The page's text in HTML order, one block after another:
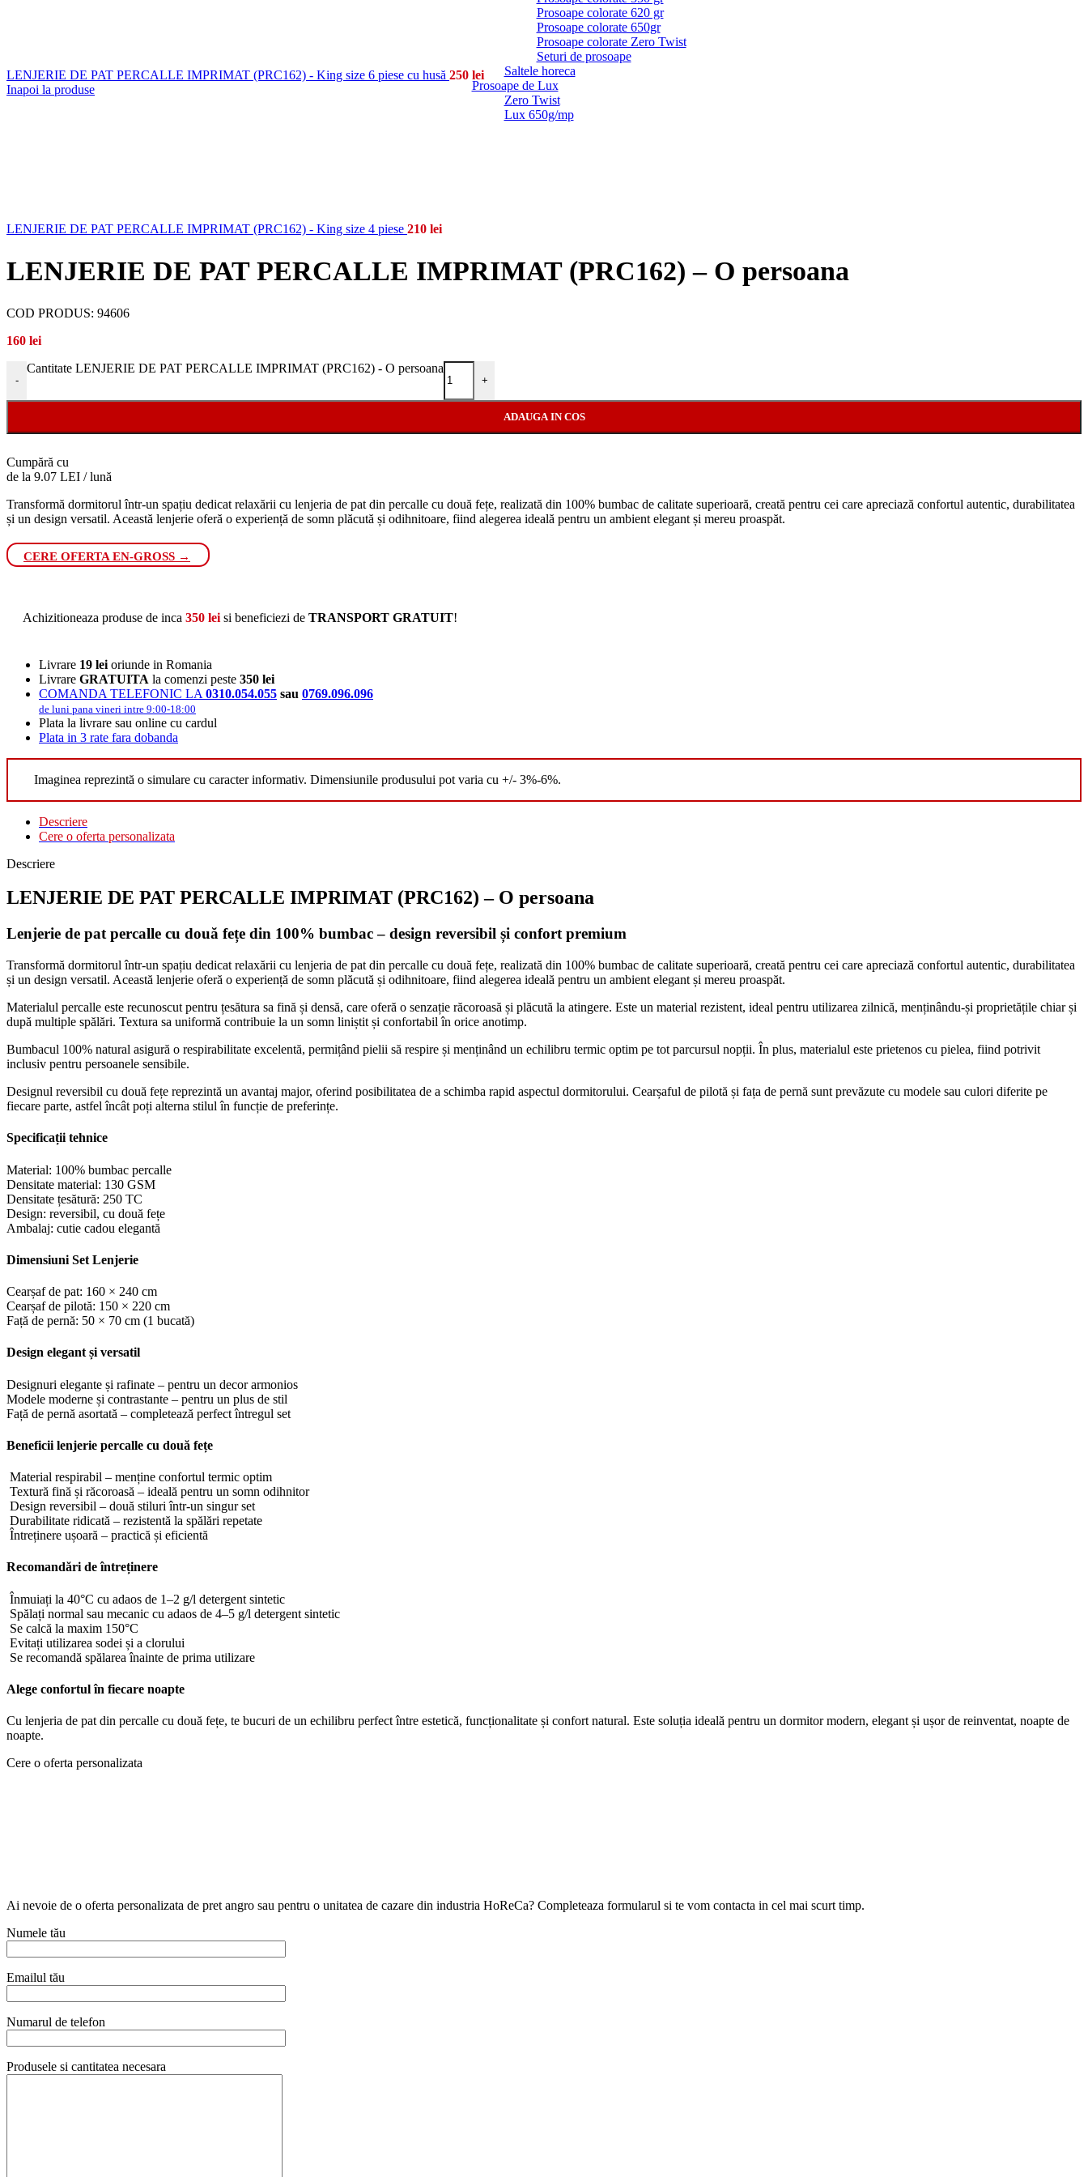
Prosoape colorate 620 gr
Prosoape colorate 650gr
Prosoape colorate Zero Twist
Seturi de prosoape
Saltele horeca
Prosoape de Lux
Zero Twist
Lux 650g/mp
LENJERIE DE PAT PERCALLE IMPRIMAT (PRC162) - King size 6 piese cu husă 250 lei
Inapoi la produse
LENJERIE DE PAT PERCALLE IMPRIMAT (PRC162) - King size 4 piese 210 lei
LENJERIE DE PAT PERCALLE IMPRIMAT (PRC162) – O persoana
COD PRODUS: 94606
160 lei
-
Cantitate LENJERIE DE PAT PERCALLE IMPRIMAT (PRC162) - O persoana
+
ADAUGA IN COS
Cumpără cu
de la 9.07 LEI / lună
Transformă dormitorul într-un spațiu dedicat relaxării cu lenjeria de pat din percalle cu două fețe, realizată din 100% bumbac de calitate superioară, creată pentru cei care apreciază confortul autentic, durabilitatea
și un design versatil. Această lenjerie oferă o experiență de somn plăcută și odihnitoare, fiind alegerea ideală pentru un ambient elegant și mereu proaspăt.
CERE OFERTA EN-GROSS →
Achizitioneaza produse de inca 350 lei si beneficiezi de TRANSPORT GRATUIT!
Livrare 19 lei oriunde in Romania
Livrare GRATUITA la comenzi peste 350 lei
COMANDA TELEFONIC LA 0310.054.055 sau 0769.096.096
de luni pana vineri intre 9:00-18:00
Plata la livrare sau online cu cardul
Plata in 3 rate fara dobanda
Imaginea reprezintă o simulare cu caracter informativ. Dimensiunile produsului pot varia cu +/- 3%-6%.
Descriere
Cere o oferta personalizata
Descriere
LENJERIE DE PAT PERCALLE IMPRIMAT (PRC162) – O persoana
Lenjerie de pat percalle cu două fețe din 100% bumbac – design reversibil și confort premium
Transformă dormitorul într-un spațiu dedicat relaxării cu lenjeria de pat din percalle cu două fețe, realizată din 100% bumbac de calitate superioară, creată pentru cei care apreciază confortul autentic, durabilitatea
și un design versatil. Această lenjerie oferă o experiență de somn plăcută și odihnitoare, fiind alegerea ideală pentru un ambient elegant și mereu proaspăt.
Materialul percalle este recunoscut pentru țesătura sa fină și densă, care oferă o senzație răcoroasă și plăcută la atingere. Este un material rezistent, ideal pentru utilizarea zilnică, menținându-și proprietățile chiar și
după multiple spălări. Textura sa uniformă contribuie la un somn liniștit și confortabil în orice anotimp.
Bumbacul 100% natural asigură o respirabilitate excelentă, permițând pielii să respire și menținând un echilibru termic optim pe tot parcursul nopții. În plus, materialul este prietenos cu pielea, fiind potrivit
inclusiv pentru persoanele sensibile.
Designul reversibil cu două fețe reprezintă un avantaj major, oferind posibilitatea de a schimba rapid aspectul dormitorului. Cearșaful de pilotă și fața de pernă sunt prevăzute cu modele sau culori diferite pe
fiecare parte, astfel încât poți alterna stilul în funcție de preferințe.
Specificații tehnice
Material: 100% bumbac percalle
Densitate material: 130 GSM
Densitate țesătură: 250 TC
Design: reversibil, cu două fețe
Ambalaj: cutie cadou elegantă
Dimensiuni Set Lenjerie
Cearșaf de pat: 160 × 240 cm
Cearșaf de pilotă: 150 × 220 cm
Față de pernă: 50 × 70 cm (1 bucată)
Design elegant și versatil
Designuri elegante și rafinate – pentru un decor armonios
Modele moderne și contrastante – pentru un plus de stil
Față de pernă asortată – completează perfect întregul set
Beneficii lenjerie percalle cu două fețe
Material respirabil – menține confortul termic optim
Textură fină și răcoroasă – ideală pentru un somn odihnitor
Design reversibil – două stiluri într-un singur set
Durabilitate ridicată – rezistentă la spălări repetate
Întreținere ușoară – practică și eficientă
Recomandări de întreținere
Înmuiați la 40°C cu adaos de 1–2 g/l detergent sintetic
Spălați normal sau mecanic cu adaos de 4–5 g/l detergent sintetic
Se calcă la maxim 150°C
Evitați utilizarea sodei și a clorului
Se recomandă spălarea înainte de prima utilizare
Alege confortul în fiecare noapte
Cu lenjeria de pat din percalle cu două fețe, te bucuri de un echilibru perfect între estetică, funcționalitate și confort natural. Este soluția ideală pentru un dormitor modern, elegant și ușor de reinventat, noapte de
noapte.
Cere o oferta personalizata
Ai nevoie de o oferta personalizata de pret angro sau pentru o unitatea de cazare din industria HoReCa? Completeaza formularul si te vom contacta in cel mai scurt timp.
Numele tău
Emailul tău
Numarul de telefon
Produsele si cantitatea necesara